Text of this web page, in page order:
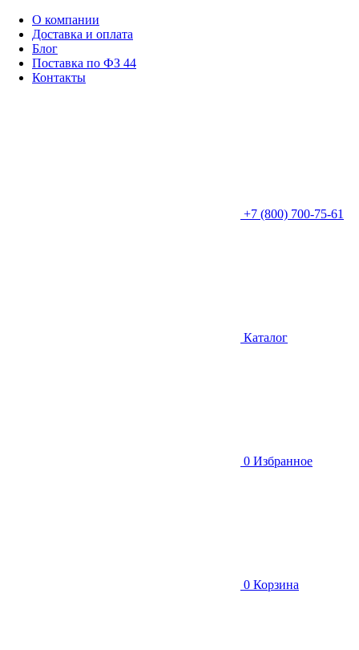
О компании
Доставка и оплата
Блог
Поставка по ФЗ 44
Контакты
+7 (800) 700-75-61
Каталог
0 Избранное
0 Корзина